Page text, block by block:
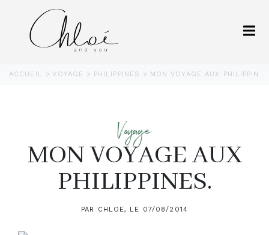
ACCUEIL VOYAGE PHILIPPINES MON VOYAGE AUX
Voyage
MON VOYAGE AUX
PHILIPPINES.
PAR CHLOE, LE 07/08/2014